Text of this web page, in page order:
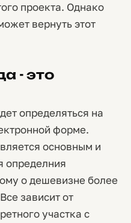
проекта. Однако
вернуть этот
- это
определяться на
форме.
основным и
о дешевизне более
зависит от
участка с